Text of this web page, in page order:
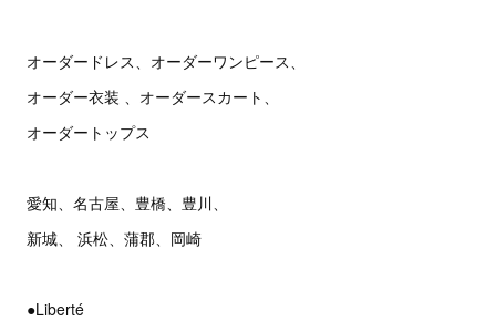
オーダードレス、オーダーワンピース、
オーダー衣装 、オーダースカート、
オーダートップス
愛知、名古屋、豊橋、豊川、
新城、 浜松、蒲郡、岡崎
●Liberté